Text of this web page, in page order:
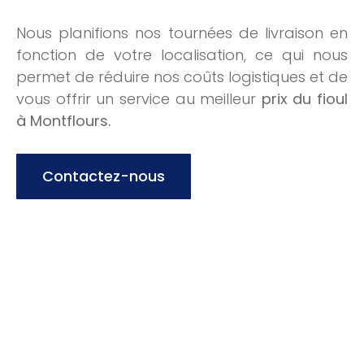
Nous planifions nos tournées de livraison en
fonction de votre localisation, ce qui nous
permet de réduire nos coûts logistiques et de
vous offrir un service au meilleur prix du fioul
à Montflours.
Contactez-nous